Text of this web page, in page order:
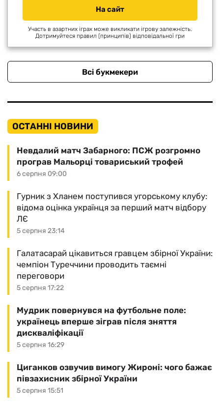
На сайт
Участь в азартних іграх може викликати ігрову залежність.
Дотримуйтеся правил (принципів) відповідальної гри
Всі букмекери
ОСТАННІ НОВИНИ
6 серпня 09:00
Невдалий матч Забарного: ПСЖ розгромно
програв Мальорці товариський трофей
5 серпня 23:14
Гурник з Хланем поступився угорському клубу:
відома оцінка українця за перший матч відбору
ЛЄ
5 серпня 17:22
Галатасарай цікавиться гравцем збірної України:
чемпіон Туреччини проводить таємні
переговори
5 серпня 16:29
Мудрик повернувся на футбольне поле:
українець вперше зіграв після зняття
дискваліфікації
5 серпня 15:51
Циганков озвучив вимогу Жироні: чого бажає
півзахисник збірної України